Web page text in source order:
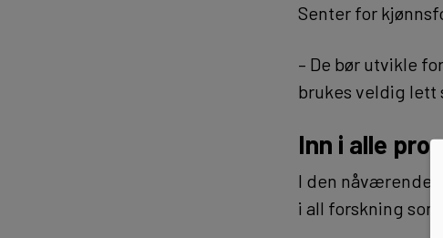
Senter for
– De bør utvikle
brukes veldig lett
Inn i alle
I den nåværende
i all forskning